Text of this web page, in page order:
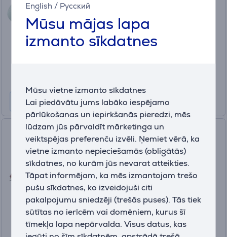
English / Русский
Mūsu mājas lapa
izmanto sīkdatnes
Mūsu vietne izmanto sīkdatnes
Lai piedāvātu jums labāko iespējamo
pārlūkošanas un iepirkšanās pieredzi, mēs
lūdzam jūs pārvaldīt mārketinga un
veiktspējas preferenču izvēli. Ņemiet vērā, ka
vietne izmanto nepieciešamās (obligātās)
sīkdatnes, no kurām jūs nevarat atteikties.
Tāpat informējam, ka mēs izmantojam trešo
pušu sīkdatnes, ko izveidojuši citi
pakalpojumu sniedzēji (trešās puses). Tās tiek
sūtītas no ierīcēm vai domēniem, kurus šī
tīmekļa lapa nepārvalda. Visus datus, kas
Ir noliktavā
Cena:
Philips OneTurn, 1800 W,
brūna/bēša - Rokas apģērbu
tvaicētājs
GC213/50
Ir noliktavā
Cena:
149.99 €
10 mēneši 16 €